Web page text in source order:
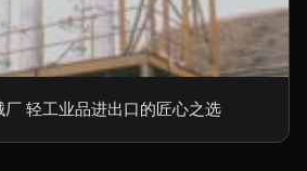
轻工业品进出口的匠心之选